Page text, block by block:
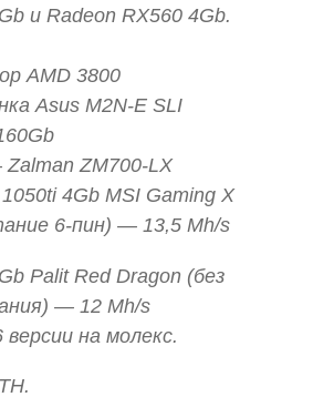
и Radeon RX560 4Gb.
AMD 3800
Asus M2N-E SLI
ZM700-LX
4Gb MSI Gaming X
6-пин) — 13,5 Mh/s
Palit Red Dragon (без
— 12 Mh/s
версии на молекс.